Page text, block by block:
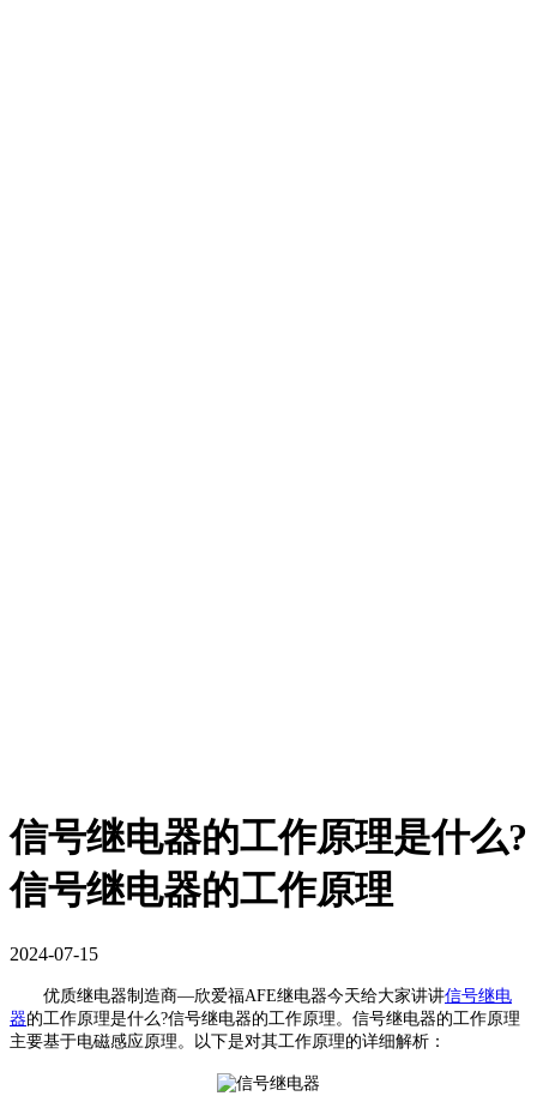
信号继电器的工作原理是什么?
信号继电器的工作原理
2024-07-15
优质继电器制造商—欣爱福AFE继电器今天给大家讲讲信号继电
器的工作原理是什么?信号继电器的工作原理。信号继电器的工作原理
主要基于电磁感应原理。以下是对其工作原理的详细解析：